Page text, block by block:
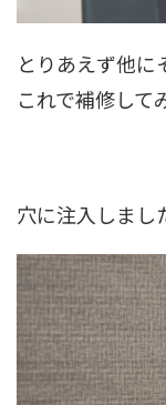
とりあえず他
これで補修して
穴に注入しまし